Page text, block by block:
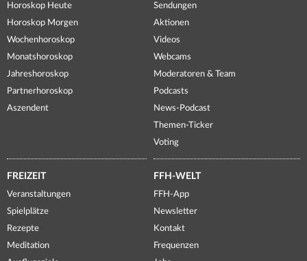
Horoskop Heute
Horoskop Morgen
Wochenhoroskop
Monatshoroskop
Jahreshoroskop
Partnerhoroskop
Aszendent
Sendungen
Aktionen
Videos
Webcams
Moderatoren & Team
Podcasts
News-Podcast
Themen-Ticker
Voting
FREIZEIT
Veranstaltungen
Spielplätze
Rezepte
Meditation
FFH-WELT
FFH-App
Newsletter
Kontakt
Frequenzen